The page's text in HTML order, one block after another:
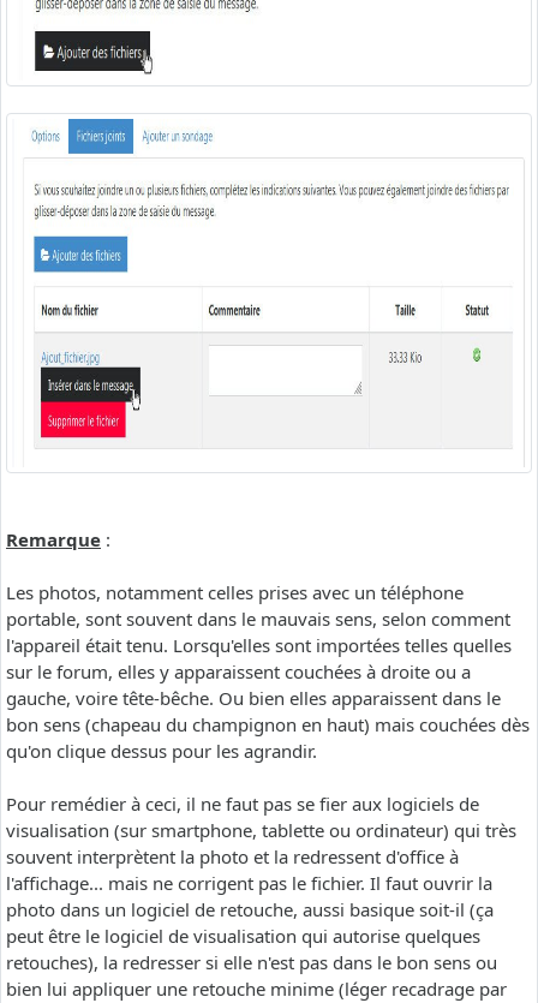
Remarque :
Les photos, notamment celles prises avec un téléphone
portable, sont souvent dans le mauvais sens, selon comment
l'appareil était tenu. Lorsqu'elles sont importées telles quelles
sur le forum, elles y apparaissent couchées à droite ou a
gauche, voire tête-bêche. Ou bien elles apparaissent dans le
bon sens (chapeau du champignon en haut) mais couchées dès
qu'on clique dessus pour les agrandir.
Pour remédier à ceci, il ne faut pas se fier aux logiciels de
visualisation (sur smartphone, tablette ou ordinateur) qui très
souvent interprètent la photo et la redressent d'office à
l'affichage... mais ne corrigent pas le fichier. Il faut ouvrir la
photo dans un logiciel de retouche, aussi basique soit-il (ça
peut être le logiciel de visualisation qui autorise quelques
retouches), la redresser si elle n'est pas dans le bon sens ou
bien lui appliquer une retouche minime (léger recadrage par